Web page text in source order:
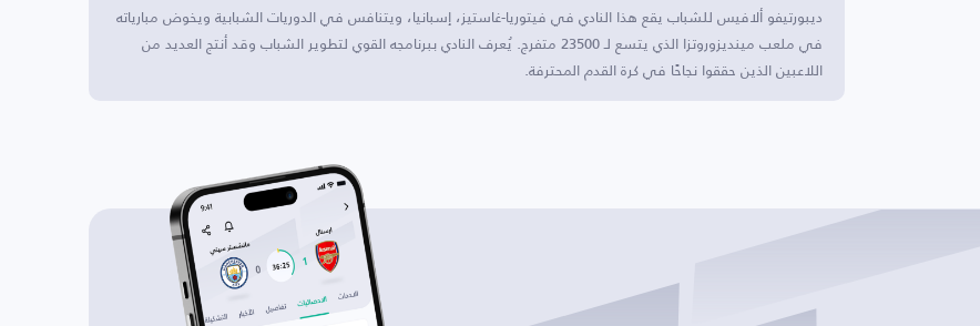
ديبورتيفو ألافيس للشباب يقع هذا النادي في فيتوريا-غاستيز، إسبانيا، ويتنافس في الدوريات الشبابية ويخوض مبارياته
في ملعب مينديزوروتزا الذي يتسع لـ 23500 متفرج. يُعرف النادي ببرنامجه القوي لتطوير الشباب وقد أنتج العديد من
اللاعبين الذين حققوا نجاحًا في كرة القدم المحترفة.